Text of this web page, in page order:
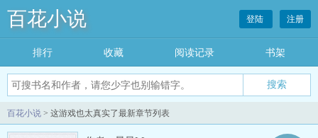
百花小说 登陆 注册
排行 收藏 阅读记录 书架
百花小说 > 这游戏也太真实了最新章节列表